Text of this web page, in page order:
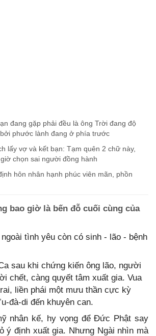
đang gặp phải đều là ông Trời đang độ
phước lành đang ở phía trước
lấy vợ và kết bạn: Tạm quên 2 chữ này,
chọn sai người đồng hành
hôn nhân hạnh phúc viên mãn, phồn
bao giờ là bến đỗ cuối cùng của
tình yêu còn có sinh - lão - bệnh
sau khi chứng kiến ông lão, người
chết, càng quyết tâm xuất gia. Vua
liền phái một mưu thần cực kỳ
đà-di đến khuyên can.
nhân kế, hy vọng để Đức Phật say
ý định xuất gia. Nhưng Ngài nhìn mà